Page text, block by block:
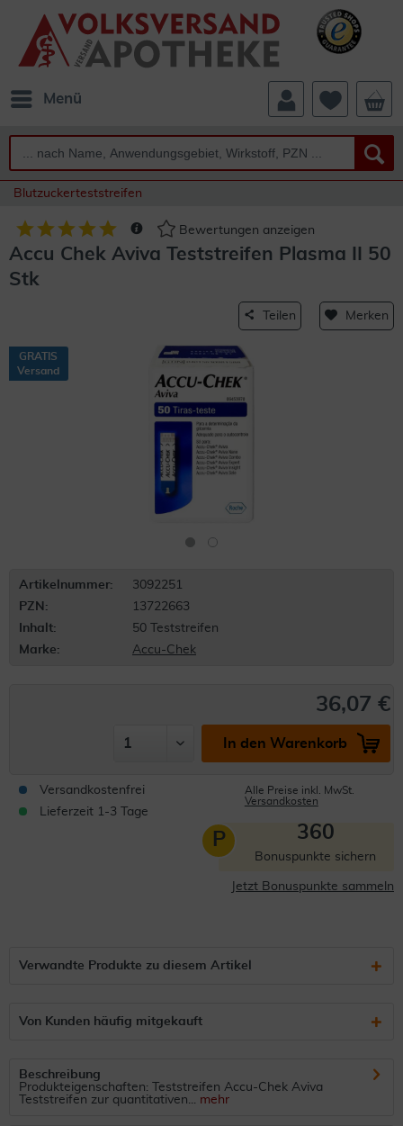
Menü
Blutzuckerteststreifen
Bewertungen anzeigen
Accu Chek Aviva Teststreifen Plasma II 50
Stk
Teilen Merken
GRATIS
Versand
Artikelnummer:
3092251
PZN:
13722663
Inhalt:
50 Teststreifen
Marke:
Accu-Chek
36,07 €
In den Warenkorb
Versandkostenfrei
Lieferzeit 1-3 Tage
Alle Preise inkl. MwSt.
Versandkosten
P 360
Bonuspunkte sichern
Jetzt Bonuspunkte sammeln
Verwandte Produkte zu diesem Artikel
Von Kunden häufig mitgekauft
Beschreibung
Produkteigenschaften: Teststreifen Accu-Chek Aviva
Teststreifen zur quantitativen... mehr